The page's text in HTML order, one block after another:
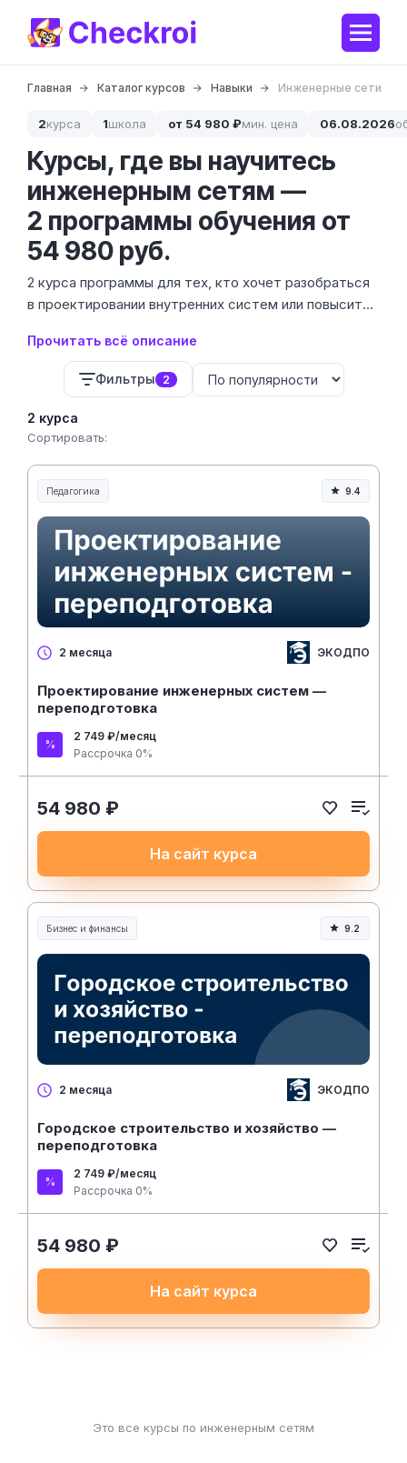
Главная Каталог курсов Навыки Инженерные сети
2курса 1школа от 54 980 ₽мин. цена 06.08.2026
Курсы, где вы научитесь
инженерным сетям —
2 программы обучения от
54 980 руб.
2 курса программы для тех, кто хочет разобраться
в проектировании внутренних систем или повысить
54 980 ₽. Это узкоспециализированное направление,
где важна точность расчетов и знание актуальных
нормативов.
Прочитать всё описание
Фильтры 2
2 курса
Сортировать:
Педагогика
Образование и педагогика
9.4
2 месяца ЭКОДПО
Проектирование инженерных систем —
переподготовка
2 749 ₽/месяц
Рассрочка 0%
54 980 ₽
На сайт курса
Бизнес и финансы 9.2
2 месяца ЭКОДПО
Городское строительство и хозяйство —
переподготовка
2 749 ₽/месяц
Рассрочка 0%
54 980 ₽
На сайт курса
Это все курсы по инженерным сетям